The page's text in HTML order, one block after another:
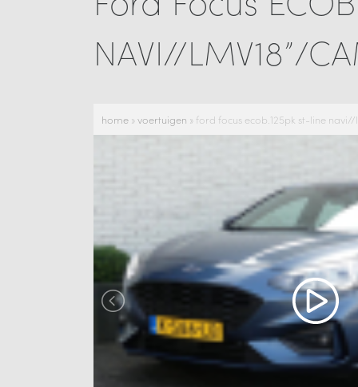
NAVI//LMV18”/
home » voertuigen » ford focus ecob.125pk st-line